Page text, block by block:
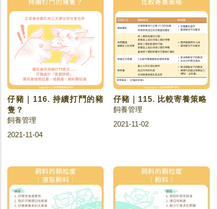
仔豬｜116. 持續打鬥的豬
隻？
飼養管理
2021-11-04
仔豬｜115. 比較寄養策略
飼養管理
2021-11-02